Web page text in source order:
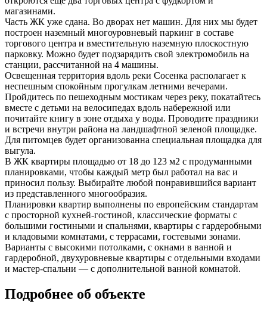
магазинами.
Часть ЖК уже сдана. Во дворах нет машин. Для них мы будет
построен наземный многоуровневый паркинг в составе
торгового центра и вместительную наземную плоскостную
парковку. Можно будет подзарядить свой электромобиль на
станции, рассчитанной на 4 машины.
Освещенная территория вдоль реки Сосенка располагает к
неспешным спокойным прогулкам летними вечерами.
Пройдитесь по пешеходным мостикам через реку, покатайтесь
вместе с детьми на велосипедах вдоль набережной или
почитайте книгу в зоне отдыха у воды. Проводите праздники
и встречи внутри района на ландшафтной зеленой площадке.
Для питомцев будет организованна специальная площадка для
выгула.
В ЖК квартиры площадью от 18 до 123 м2 с продуманными
планировками, чтобы каждый метр был работал на вас и
приносил пользу. Выбирайте любой понравившийся вариант
из представленного многообразия.
Планировки квартир выполнены по европейским стандартам
с просторной кухней-гостиной, классические форматы с
большими гостиными и спальнями, квартиры с гардеробными
и кладовыми комнатами, с террасами, гостевыми зонами.
Варианты с высокими потолками, с окнами в ванной и
гардеробной, двухуровневые квартиры с отдельными входами
и мастер-спальни — с дополнительной ванной комнатой.
Подробнее об объекте